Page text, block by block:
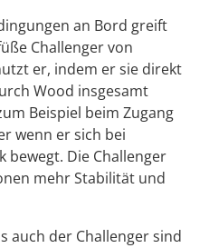
an Bord greift
Challenger von
er, indem er sie direkt
Wood insgesamt
Beispiel beim Zugang
wenn er sich bei
bewegt. Die Challenger
mehr Stabilität und
auch der Challenger sind